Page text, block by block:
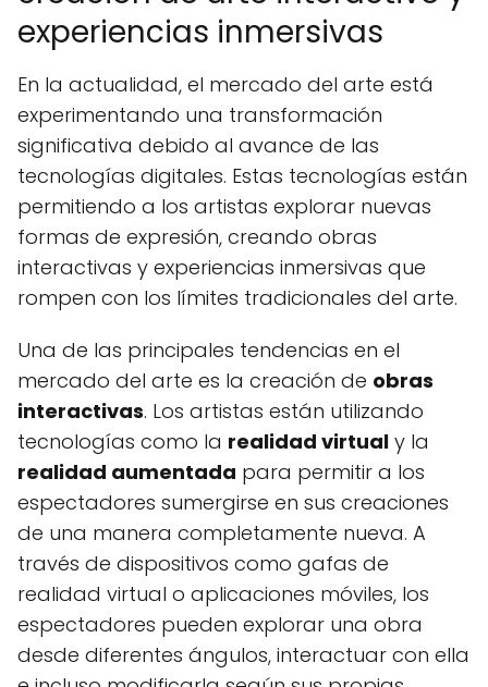
experiencias inmersivas
En la actualidad, el mercado del arte está
experimentando una transformación
significativa debido al avance de las
tecnologías digitales. Estas tecnologías están
permitiendo a los artistas explorar nuevas
formas de expresión, creando obras
interactivas y experiencias inmersivas que
rompen con los límites tradicionales del arte.
Una de las principales tendencias en el
mercado del arte es la creación de obras
interactivas. Los artistas están utilizando
tecnologías como la realidad virtual y la
realidad aumentada para permitir a los
espectadores sumergirse en sus creaciones
de una manera completamente nueva. A
través de dispositivos como gafas de
realidad virtual o aplicaciones móviles, los
espectadores pueden explorar una obra
desde diferentes ángulos, interactuar con ella